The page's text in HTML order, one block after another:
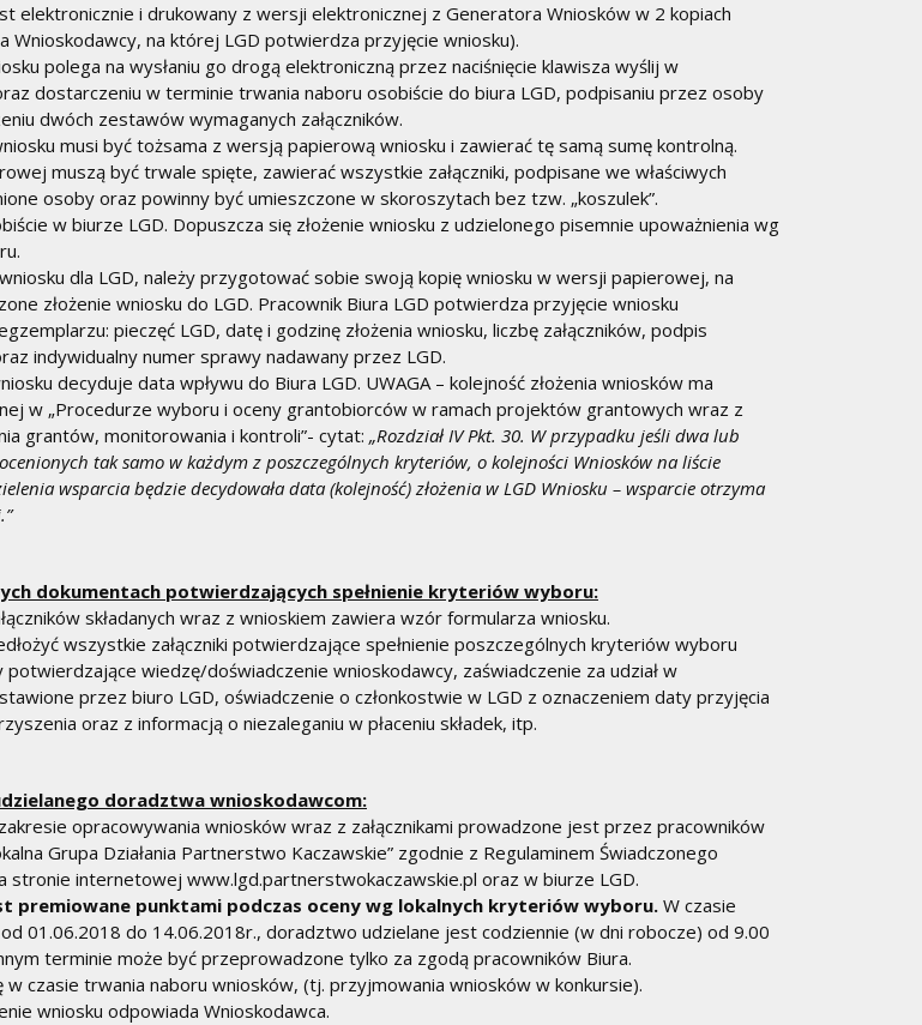
elektronicznie i drukowany z wersji elektronicznej z Generatora Wniosków w 2 kopiach
Wnioskodawcy, na której LGD potwierdza przyjęcie wniosku).
polega na wysłaniu go drogą elektroniczną przez naciśnięcie klawisza wyślij w
dostarczeniu w terminie trwania naboru osobiście do biura LGD, podpisaniu przez osoby
dwóch zestawów wymaganych załączników.
musi być tożsama z wersją papierową wniosku i zawierać tę samą sumę kontrolną.
muszą być trwale spięte, zawierać wszystkie załączniki, podpisane we właściwych
osoby oraz powinny być umieszczone w skoroszytach bez tzw. „koszulek”.
w biurze LGD. Dopuszcza się złożenie wniosku z udzielonego pisemnie upoważnienia wg
dla LGD, należy przygotować sobie swoją kopię wniosku w wersji papierowej, na
złożenie wniosku do LGD. Pracownik Biura LGD potwierdza przyjęcie wniosku
pieczęć LGD, datę i godzinę złożenia wniosku, liczbę załączników, podpis
indywidualny numer sprawy nadawany przez LGD.
decyduje data wpływu do Biura LGD. UWAGA – kolejność złożenia wniosków ma
w „Procedurze wyboru i oceny grantobiorców w ramach projektów grantowych wraz z
grantów, monitorowania i kontroli”- cytat: „Rozdział IV Pkt. 30. W przypadku jeśli dwa lub
tak samo w każdym z poszczególnych kryteriów, o kolejności Wniosków na liście
wsparcia będzie decydowała data (kolejność) złożenia w LGD Wniosku – wsparcie otrzyma
dokumentach potwierdzających spełnienie kryteriów wyboru:
składanych wraz z wnioskiem zawiera wzór formularza wniosku.
wszystkie załączniki potwierdzające spełnienie poszczególnych kryteriów wyboru
wiedzę/doświadczenie wnioskodawcy, zaświadczenie za udział w
przez biuro LGD, oświadczenie o członkostwie w LGD z oznaczeniem daty przyjęcia
oraz z informacją o niezaleganiu w płaceniu składek, itp.
doradztwa wnioskodawcom:
opracowywania wniosków wraz z załącznikami prowadzone jest przez pracowników
Grupa Działania Partnerstwo Kaczawskie” zgodnie z Regulaminem Świadczonego
stronie internetowej www.lgd.partnerstwokaczawskie.pl oraz w biurze LGD.
premiowane punktami podczas oceny wg lokalnych kryteriów wyboru. W czasie
01.06.2018 do 14.06.2018r., doradztwo udzielane jest codziennie (w dni robocze) od 9.00
terminie może być przeprowadzone tylko za zgodą pracowników Biura.
w czasie trwania naboru wniosków, (tj. przyjmowania wniosków w konkursie).
wniosku odpowiada Wnioskodawca.